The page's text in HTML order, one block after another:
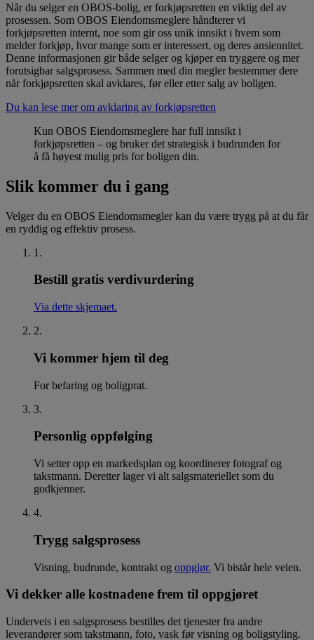
Når du selger en OBOS-bolig, er forkjøpsretten en viktig del av
prosessen. Som OBOS Eiendomsmeglere håndterer vi
forkjøpsretten internt, noe som gir oss unik innsikt i hvem som
melder forkjøp, hvor mange som er interessert, og deres ansiennitet.
Denne informasjonen gir både selger og kjøper en tryggere og mer
forutsigbar salgsprosess. Sammen med din megler bestemmer dere
når forkjøpsretten skal avklares, før eller etter salg av boligen.
Du kan lese mer om avklaring av forkjøpsretten
Kun OBOS Eiendomsmeglere har full innsikt i
forkjøpsretten – og bruker det strategisk i budrunden for
å få høyest mulig pris for boligen din.
Slik kommer du i gang
Velger du en OBOS Eiendomsmegler kan du være trygg på at du får
en ryddig og effektiv prosess.
1 .
Bestill gratis verdivurdering
Via dette skjemaet.
2.
Vi kommer hjem til deg
For befaring og boligprat.
3.
Personlig oppfølging
Vi setter opp en markedsplan og koordinerer fotograf og
takstmann. Deretter lager vi alt salgsmateriellet som du
godkjenner.
4.
Trygg salgsprosess
Visning, budrunde, kontrakt og oppgjør. Vi bistår hele veien.
Vi dekker alle kostnadene frem til oppgjøret
Underveis i en salgsprosess bestilles det tjenester fra andre
leverandører som takstmann, foto, vask før visning og boligstyling.